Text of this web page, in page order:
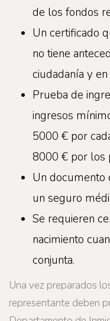
de los fondos
Un certificado
no tiene
ciudadanía y
Prueba de
ingresos
5000 € por
8000 € por los
Un documento
un seguro
Se requieren
nacimiento
conjunta.
Una vez preparados
representante deben